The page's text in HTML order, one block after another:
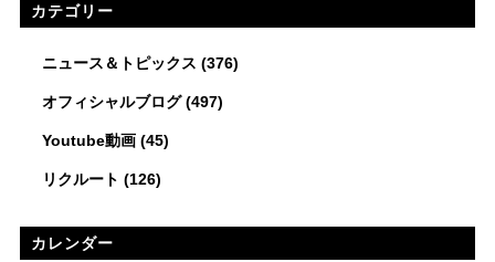
カテゴリー
ニュース＆トピックス (376)
オフィシャルブログ(497)
Youtube動画(45)
リクルート (126)
カレンダー